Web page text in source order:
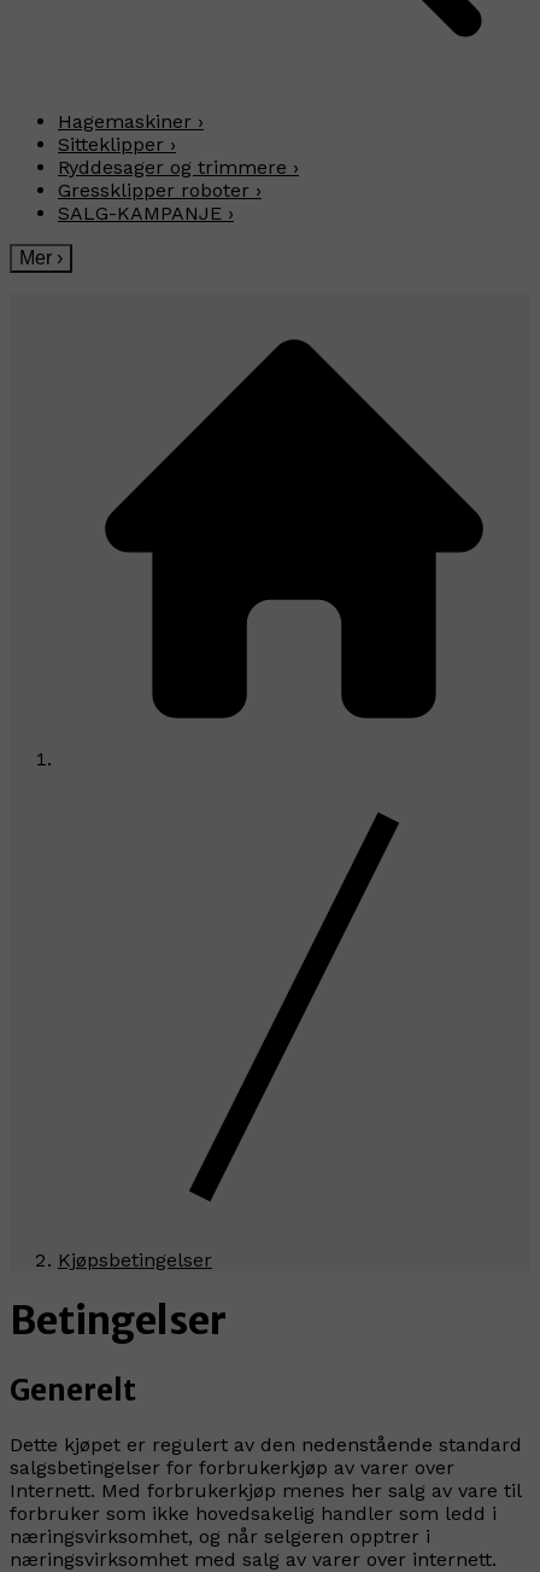
Hagemaskiner ›
Sitteklipper ›
Ryddesager og trimmere ›
Gressklipper roboter ›
SALG-KAMPANJE ›
Mer ›
Kjøpsbetingelser
Betingelser
Generelt
Dette kjøpet er regulert av den nedenstående standard
salgsbetingelser for forbrukerkjøp av varer over
Internett. Med forbrukerkjøp menes her salg av vare til
forbruker som ikke hovedsakelig handler som ledd i
næringsvirksomhet, og når selgeren opptrer i
næringsvirksomhet med salg av varer over internett.